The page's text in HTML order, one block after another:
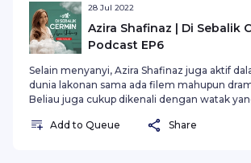
28 Jul 2022
Azira Shafinaz | Di Sebalik
Podcast EP6
Selain menyanyi, Azira Shafinaz juga aktif
dunia lakonan sama ada filem mahupun
Beliau juga cukup dikenali dengan watak
bersyukur untuk sampai ke tahap ini?
Add to Queue Share